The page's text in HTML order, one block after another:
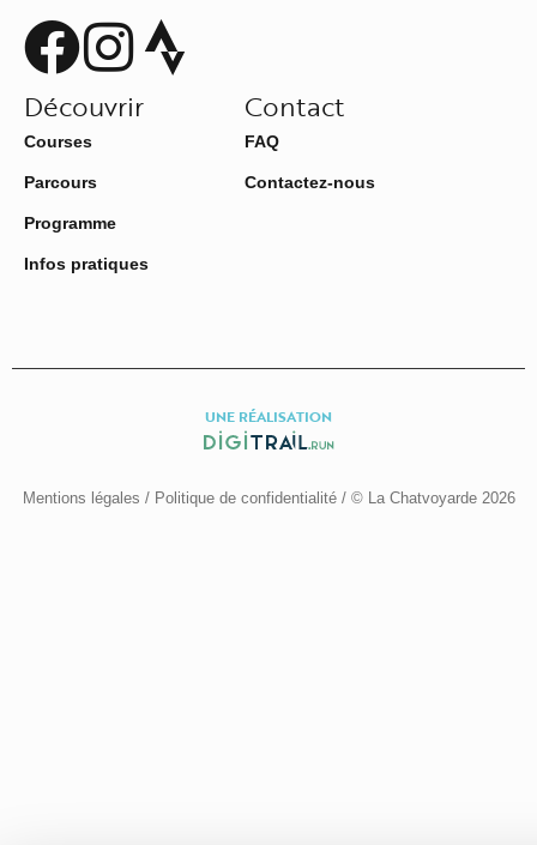
Découvrir
Courses
Parcours
Programme
Infos pratiques
Contact
FAQ
Contactez-nous
UNE RÉALISATION
Mentions légales /Politique de confidentialité/ © La Chatvoyarde 2026